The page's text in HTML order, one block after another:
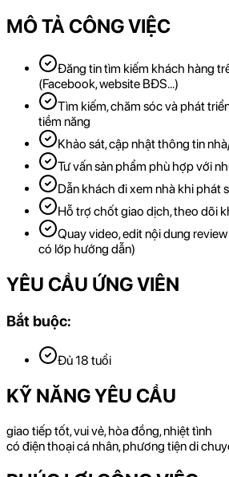
MÔ TẢ CÔNG VIỆC
Đăng tin tìm kiếm khách hàng
(Facebook, website BĐS…)
Tìm kiếm, chăm sóc và phát
tiềm năng
Khảo sát, cập nhật thông tin
Tư vấn sản phẩm phù hợp với
Dẫn khách đi xem nhà khi phát
Hỗ trợ chốt giao dịch, theo dõi
Quay video, edit nội dung
có lớp hướng dẫn)
YÊU CẦU ỨNG VIÊN
Bắt buộc:
Đủ 18 tuổi
KỸ NĂNG YÊU CẦU
giao tiếp tốt, vui vẻ, hòa đồng, nhiệt tình
có điện thoại cá nhân, phương tiện di